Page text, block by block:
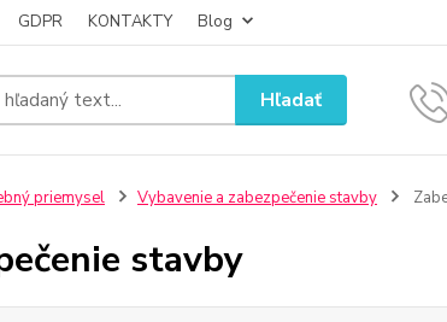
GDPR KONTAKTY Blog
Hľadať
priemysel Vybavenie a zabezpečenie stavby
stavby